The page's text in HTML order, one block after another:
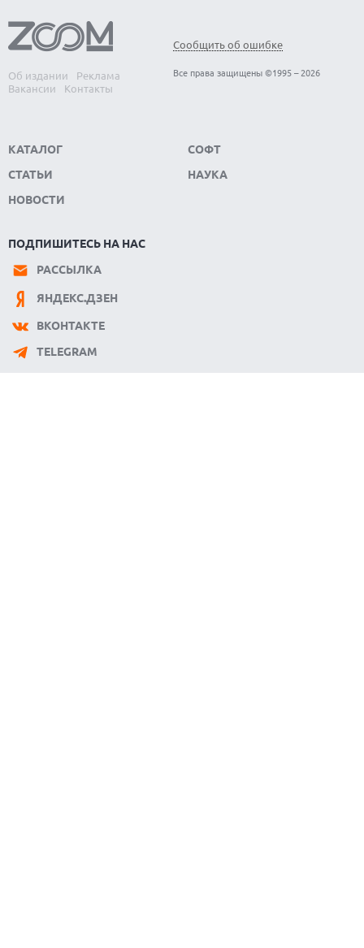
Об издании
Реклама
Вакансии
Контакты
Сообщить об ошибке
Все права защищены ©1995 – 2026
КАТАЛОГ
СТАТЬИ
НОВОСТИ
СОФТ
НАУКА
ПОДПИШИТЕСЬ НА НАС
РАССЫЛКА
ЯНДЕКС.ДЗЕН
ВКОНТАКТЕ
TELEGRAM